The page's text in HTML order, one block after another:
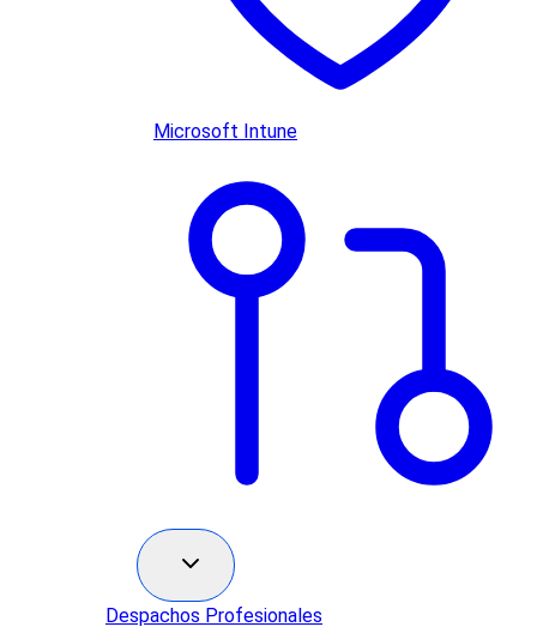
Microsoft Intune
Despachos Profesionales